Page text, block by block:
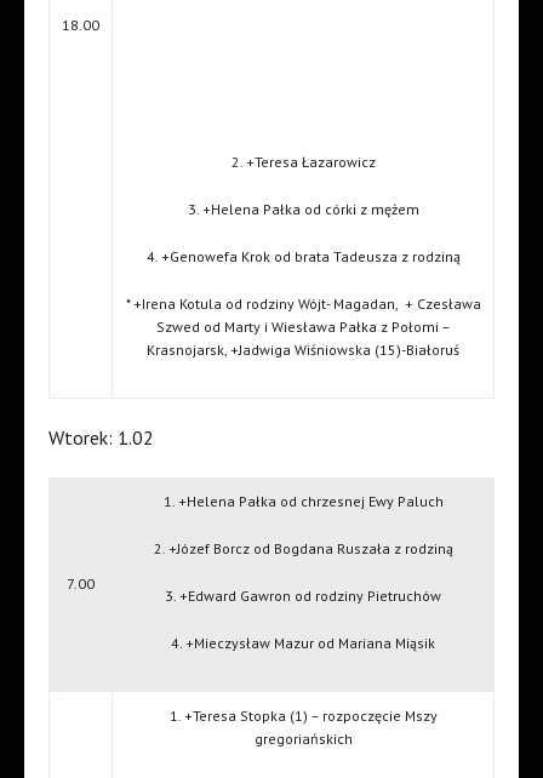
18.00
2. +Teresa Łazarowicz
3. +Helena Pałka od córki z mężem
4. +Genowefa Krok od brata Tadeusza z rodziną
* +Irena Kotula od rodziny Wójt- Magadan, + Czesława
Szwed od Marty i Wiesława Pałka z Połomi –
Krasnojarsk, +Jadwiga Wiśniowska (15)-Białoruś
Wtorek: 1.02
7.00
1. +Helena Pałka od chrzesnej Ewy Paluch
2. +Józef Borcz od Bogdana Ruszała z rodziną
3. +Edward Gawron od rodziny Pietruchów
4. +Mieczysław Mazur od Mariana Miąsik
1. +Teresa Stopka (1) – rozpoczęcie Mszy
gregoriańskich